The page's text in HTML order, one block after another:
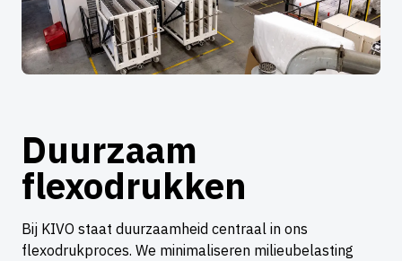
Duurzaam
flexodrukken
Bij KIVO staat duurzaamheid centraal in ons
flexodrukproces. We minimaliseren milieubelasting